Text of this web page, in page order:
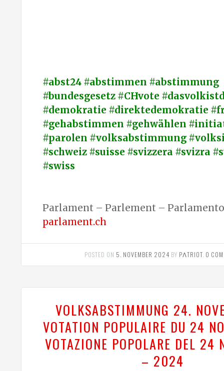
#abst24 #abstimmen #abstimmung
#bundesgesetz #CHvote
#demokratie #direktedemokratie
#gehabstimmen #gehwählen
#parolen #volksabstimmung
#schweiz #suisse #svizzera #svizra
#swiss
Parlament – Parlement –
parlament.ch
POSTED ON 5. NOVEMBER 2024 BY PΛTRIOT 0
VOLKSABSTIMMUNG 24.
VOTATION POPULAIRE DU 24
VOTAZIONE POPOLARE DEL 24
– 2024